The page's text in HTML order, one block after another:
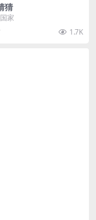
猜
家
1.7K